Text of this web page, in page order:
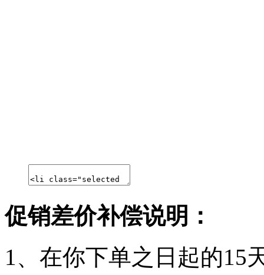
促销差价补偿说明：
1、在你下单之日起的15